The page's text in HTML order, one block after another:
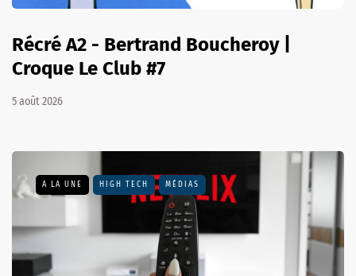
Récré A2 - Bertrand Boucheroy |
Croque Le Club #7
5 août 2026
A LA UNE HIGH TECH MÉDIAS